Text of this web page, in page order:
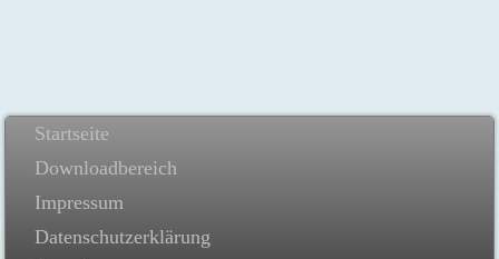
Startseite
Downloadbereich
Impressum
Datenschutzerklärung